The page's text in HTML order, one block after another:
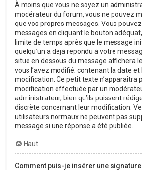
À moins que vous ne soyez un
modérateur du forum, vous ne pouvez
que vos propres messages. Vous
messages en cliquant le bouton
limite de temps après que le message
quelqu’un a déjà répondu à votre
situé en dessous du message affichera
vous l’avez modifié, contenant la date et
modification. Ce petit texte n’apparaîtra
modification effectuée par un
administrateur, bien qu’ils puissent
discrète concernant leur modification.
utilisateurs normaux ne peuvent pas
message si une réponse a été publiée.
Haut
Comment puis-je insérer une